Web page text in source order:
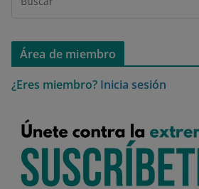
Área de miembro
¿Eres miembro? Inicia sesión